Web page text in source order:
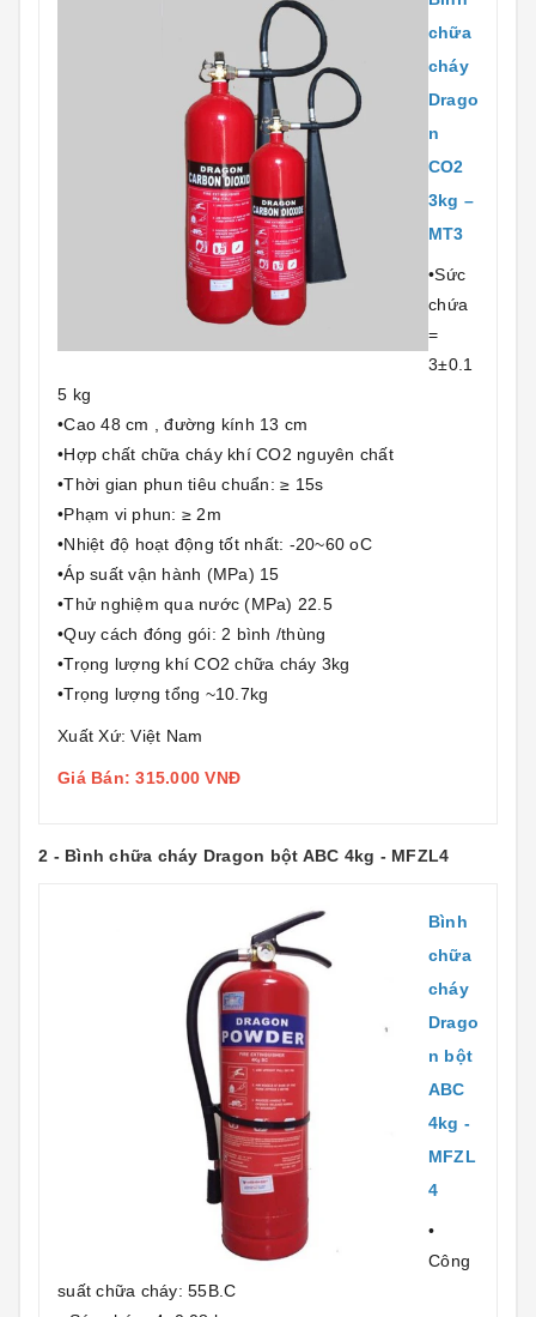
chữa
cháy
Drago
n
CO2
3kg –
MT3
•Sức
chứa
=
3±0.1
5 kg
•Cao 48 cm , đường kính 13 cm
•Hợp chất chữa cháy khí CO2 nguyên chất
•Thời gian phun tiêu chuẩn: ≥ 15s
•Phạm vi phun: ≥ 2m
•Nhiệt độ hoạt động tốt nhất: -20~60 oC
•Áp suất vận hành (MPa) 15
•Thử nghiệm qua nước (MPa) 22.5
•Quy cách đóng gói: 2 bình /thùng
•Trọng lượng khí CO2 chữa cháy 3kg
•Trọng lượng tổng ~10.7kg
Xuất Xứ: Việt Nam
Giá Bán: 315.000 VNĐ
2 - Bình chữa cháy Dragon bột ABC 4kg - MFZL4
Bình
chữa
cháy
Drago
n bột
ABC
4kg -
MFZL
4
•
Công
suất chữa cháy: 55B.C